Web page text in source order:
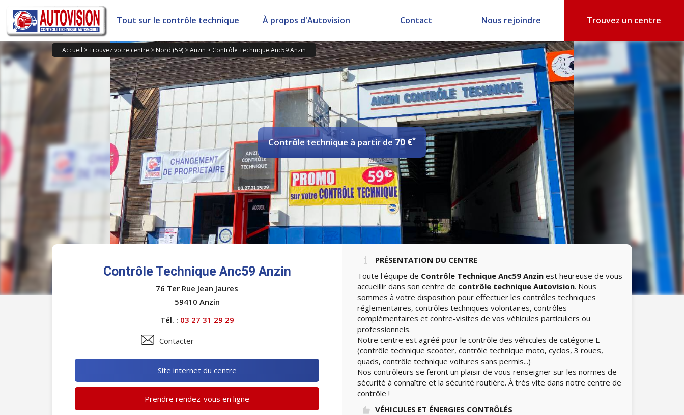
Panneau de gestion des cookies
Tout sur le contrôle technique À propos d'Autovision Contact Nous rejoindre Trouvez un centre
Accueil >Trouvez votre centre > Nord (59) >Anzin > Contrôle Technique Anc59 Anzin
Contrôle technique à partir de70 €*
Contrôle Technique Anc59 Anzin
76 Ter Rue Jean Jaures
59410 Anzin
Tél. : 03 27 31 29 29
Contacter
Site internet du centre
Prendre rendez-vous en ligne
PRÉSENTATION DU CENTRE
Toute l'équipe de Contrôle Technique Anc59 Anzin est heureuse de vous
accueillir dans son centre de contrôle technique Autovision. Nous
sommes à votre disposition pour effectuer les contrôles techniques
réglementaires, contrôles techniques volontaires, contrôles
complémentaires et contre-visites de vos véhicules particuliers ou
professionnels.
Notre centre est agréé pour le contrôle des véhicules de catégorie L
(contrôle technique scooter, contrôle technique moto, cyclos, 3 roues,
quads, contrôle technique voitures sans permis...)
Nos contrôleurs se feront un plaisir de vous renseigner sur les normes de
sécurité à connaître et la sécurité routière. À très vite dans notre centre de
contrôle !
VÉHICULES ET ÉNERGIES CONTRÔLÉS